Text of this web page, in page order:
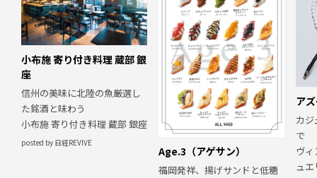
小布施 寄り付き料理 蔵部 銀
座
信州の美味に北陸の魚厳選し
た銘酒と味わう
小布施 寄り付き料理 蔵部 銀座
posted by 日経REVIVE
Age.3（アゲサン）
福岡発祥、揚げサンドと低糖
ア
カ
で
ヴ
ュ